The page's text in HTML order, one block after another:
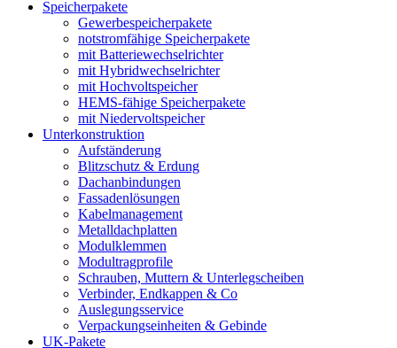
Speicherpakete
Gewerbespeicherpakete
notstromfähige Speicherpakete
mit Batteriewechselrichter
mit Hybridwechselrichter
mit Hochvoltspeicher
HEMS-fähige Speicherpakete
mit Niedervoltspeicher
Unterkonstruktion
Aufständerung
Blitzschutz & Erdung
Dachanbindungen
Fassadenlösungen
Kabelmanagement
Metalldachplatten
Modulklemmen
Modultragprofile
Schrauben, Muttern & Unterlegscheiben
Verbinder, Endkappen & Co
Auslegungsservice
Verpackungseinheiten & Gebinde
UK-Pakete